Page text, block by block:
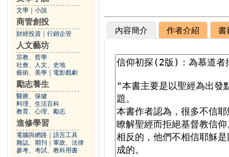
文學 小說
商管創投
財經投資 行銷企管
人文藝坊
宗教、哲學
社會、人文、史地
藝術、美學
電影戲劇
勵志養生
醫療、保健
料理、生活百科
教育、心理、勵志
進修學習
電腦與網路
語言工具
雜誌、期刊
軍政、法律
參考、考試、教科用書
內容簡介 作者介紹 書